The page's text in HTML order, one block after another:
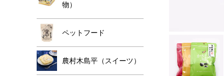
物）
ペットフード
農村木島平（スイーツ）